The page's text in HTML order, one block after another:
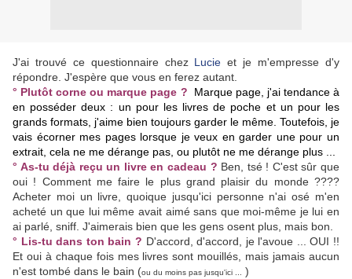
J'ai trouvé ce questionnaire chez Lucie et je m'empresse d'y
répondre. J'espère que vous en ferez autant.
° Plutôt corne ou marque page ?
Marque page, j'ai tendance à
en posséder deux : un pour les livres de poche et un pour les
grands formats, j'aime bien toujours garder le même. Toutefois, je
vais écorner mes pages lorsque je veux en garder une pour un
extrait, cela ne me dérange pas, ou plutôt ne me dérange plus ...
° As-tu déjà reçu un livre en cadeau ? Ben, tsé ! C'est sûr que
oui ! Comment me faire le plus grand plaisir du monde ????
Acheter moi un livre, quoique jusqu'ici personne n'ai osé m'en
acheté un que lui même avait aimé sans que moi-même je lui en
ai parlé, sniff. J'aimerais bien que les gens osent plus, mais bon.
° Lis-tu dans ton bain ? D'accord, d'accord, je l'avoue ... OUI !!
Et oui à chaque fois mes livres sont mouillés, mais jamais aucun
n'est tombé dans le bain (ou du moins pas jusqu'ici ...
)